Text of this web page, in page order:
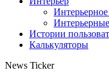
Истории
Калькуляторы
News Ticker